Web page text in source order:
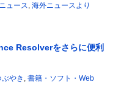
ュース, 海外ニュースより
Resolverをさらに便利
やき , 書籍・ソフト・Web